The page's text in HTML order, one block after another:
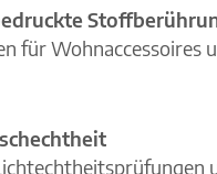
für Wohnaccessoires